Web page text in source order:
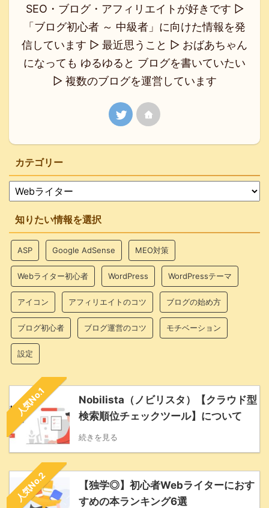
SEO・ブログ・アフィリエイトが好きです ▷
「ブログ初心者 ～ 中級者」に向けた情報を発
信しています ▷ 最近思うこと ▷ おばあちゃん
になっても ゆるゆると ブログを書いていたい
▷ 複数のブログを運営しています
カテゴリー
知りたい情報を選択
ASP Google AdSense MEO対策
Webライター初心者 WordPress WordPressテーマ
アイコン アフィリエイトのコツ ブログの始め方
ブログ初心者 ブログ運営のコツ モチベーション
設定
人気No.1
Nobilista（ノビリスタ）【クラウド型
検索順位チェックツール】について
続きを見る
人気No.2
【独学◎】初心者Webライターにおす
すめの本ランキング6選